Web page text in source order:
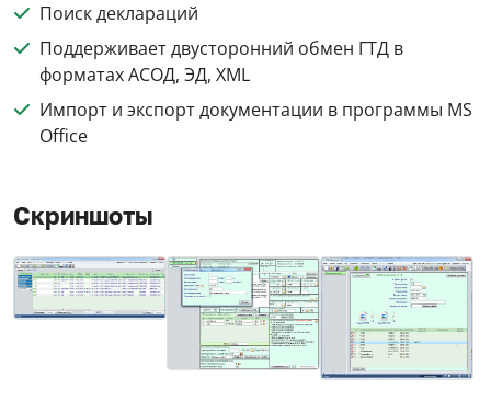
Поиск деклараций
Поддерживает двусторонний обмен ГТД в
форматах АСОД, ЭД, XML
Импорт и экспорт документации в программы MS
Office
Скриншоты